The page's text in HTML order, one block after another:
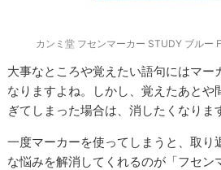
カンミ堂 フセンマーカー STUDY ブルー
大事なところや覚えたい語句にはマー
なりますよね。しかし、覚えたあとや
ぎてしまった場合は、消したくなりま
一度マーカーを使ってしまうと、取り
な悩みを解消してくれるのが「フセ